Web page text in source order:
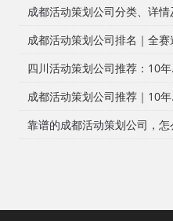
四川活
成都活